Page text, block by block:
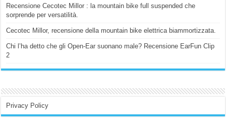
Recensione Cecotec Millor : la mountain bike full suspended che
sorprende per versatilità.
Cecotec Millor, recensione della mountain bike elettrica biammortizzata.
Chi l’ha detto che gli Open-Ear suonano male? Recensione EarFun Clip
2
Privacy Policy